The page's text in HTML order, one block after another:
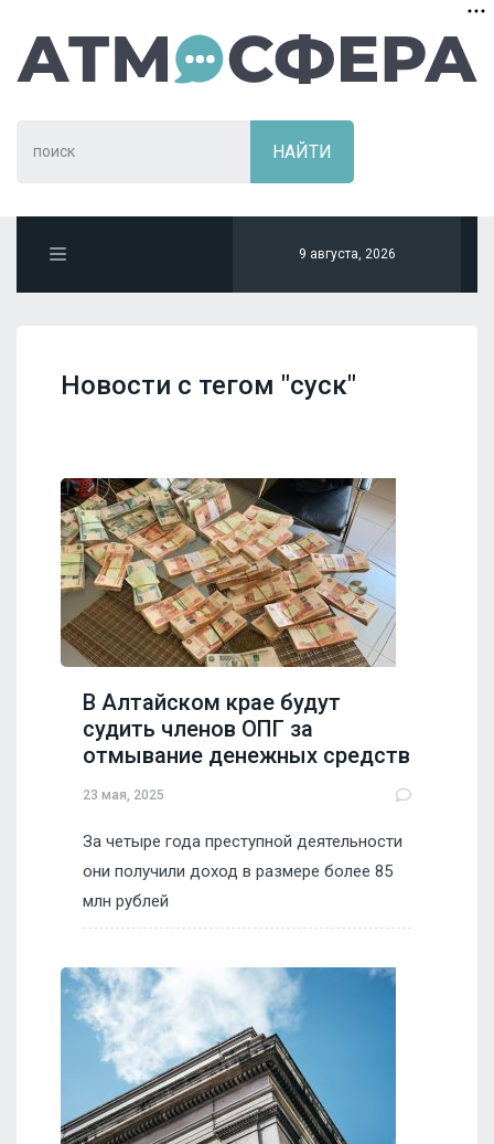
9 августа, 2026
Новости с тегом "суск"
В Алтайском крае будут
судить членов ОПГ за
отмывание денежных средств
23 мая, 2025
За четыре года преступной деятельности
они получили доход в размере более 85
млн рублей